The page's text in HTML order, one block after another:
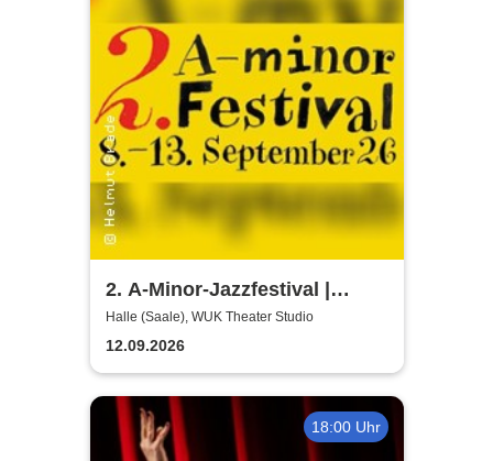
2. A-Minor-Jazzfestival |
Workshop - Jazzkollektiv
Halle e.V.
Halle (Saale), WUK Theater Studio
12.09.2026
18:00 Uhr